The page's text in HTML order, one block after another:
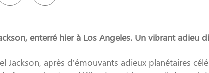
enterré hier à Los Angeles. Un vibrant adieu
après d’émouvants adieux planétaires